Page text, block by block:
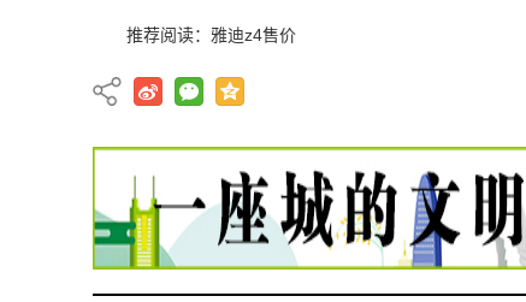
推荐阅读： 雅迪z4售价